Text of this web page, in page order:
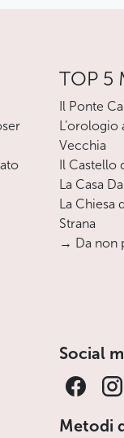
TOP 5
Il Ponte
Vecchia
Il Castello
La Casa
La Chiesa
Strana
→ Da non
Social
Metodi